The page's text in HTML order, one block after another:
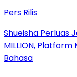
Pers Rilis
Shueisha Perluas
MILLION,
Bahasa